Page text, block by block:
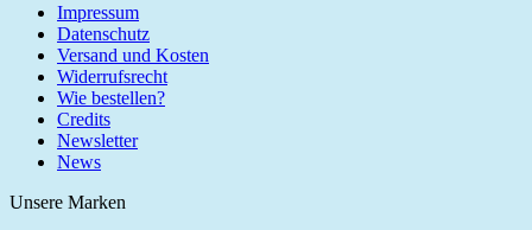
Impressum
Datenschutz
Versand und Kosten
Widerrufsrecht
Wie bestellen?
Credits
Newsletter
News
Unsere Marken